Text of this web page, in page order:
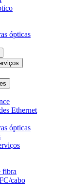
ópticas
Ethernet
ópticas
fibra
cabo